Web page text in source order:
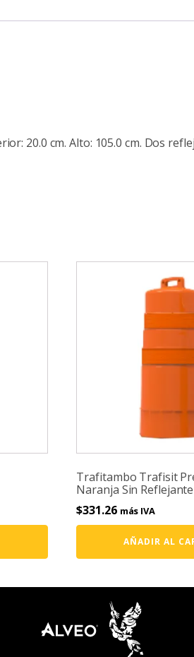
20.0 cm. Alto: 105.0 cm. Dos
Trafitambo Trafisit
Naranja Sin Reflejante
$331.26 más IVA
AÑADIR AL